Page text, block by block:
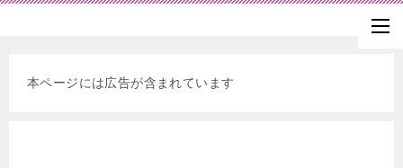
本ページには広告が含まれています